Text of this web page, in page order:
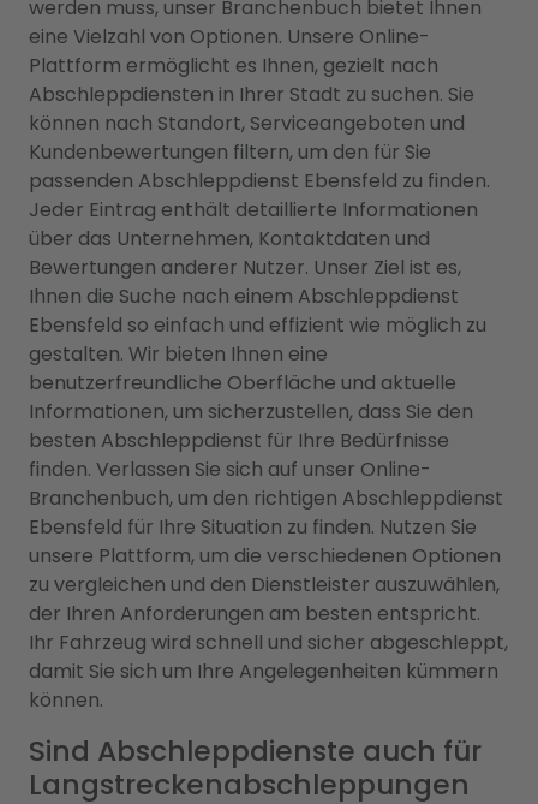
werden muss, unser Branchenbuch bietet Ihnen
eine Vielzahl von Optionen. Unsere Online-
Plattform ermöglicht es Ihnen, gezielt nach
Abschleppdiensten in Ihrer Stadt zu suchen. Sie
können nach Standort, Serviceangeboten und
Kundenbewertungen filtern, um den für Sie
passenden Abschleppdienst Ebensfeld zu finden.
Jeder Eintrag enthält detaillierte Informationen
über das Unternehmen, Kontaktdaten und
Bewertungen anderer Nutzer. Unser Ziel ist es,
Ihnen die Suche nach einem Abschleppdienst
Ebensfeld so einfach und effizient wie möglich zu
gestalten. Wir bieten Ihnen eine
benutzerfreundliche Oberfläche und aktuelle
Informationen, um sicherzustellen, dass Sie den
besten Abschleppdienst für Ihre Bedürfnisse
finden. Verlassen Sie sich auf unser Online-
Branchenbuch, um den richtigen Abschleppdienst
Ebensfeld für Ihre Situation zu finden. Nutzen Sie
unsere Plattform, um die verschiedenen Optionen
zu vergleichen und den Dienstleister auszuwählen,
der Ihren Anforderungen am besten entspricht.
Ihr Fahrzeug wird schnell und sicher abgeschleppt,
damit Sie sich um Ihre Angelegenheiten kümmern
können.
Sind Abschleppdienste auch für
Langstreckenabschleppungen